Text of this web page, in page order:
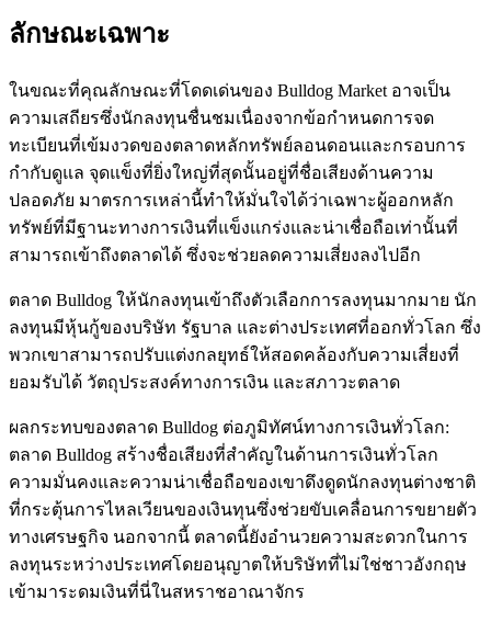
ลักษณะเฉพาะ
ในขณะที่คุณลักษณะที่โดดเด่นของ Bulldog Market อาจเป็น
ความเสถียรซึ่งนักลงทุนชื่นชมเนื่องจากข้อกำหนดการจด
ทะเบียนที่เข้มงวดของตลาดหลักทรัพย์ลอนดอนและกรอบการ
กำกับดูแล จุดแข็งที่ยิ่งใหญ่ที่สุดนั้นอยู่ที่ชื่อเสียงด้านความ
ปลอดภัย มาตรการเหล่านี้ทำให้มั่นใจได้ว่าเฉพาะผู้ออกหลัก
ทรัพย์ที่มีฐานะทางการเงินที่แข็งแกร่งและน่าเชื่อถือเท่านั้นที่
สามารถเข้าถึงตลาดได้ ซึ่งจะช่วยลดความเสี่ยงลงไปอีก
ตลาด Bulldog ให้นักลงทุนเข้าถึงตัวเลือกการลงทุนมากมาย นัก
ลงทุนมีหุ้นกู้ของบริษัท รัฐบาล และต่างประเทศที่ออกทั่วโลก ซึ่ง
พวกเขาสามารถปรับแต่งกลยุทธ์ให้สอดคล้องกับความเสี่ยงที่
ยอมรับได้ วัตถุประสงค์ทางการเงิน และสภาวะตลาด
ผลกระทบของตลาด Bulldog ต่อภูมิทัศน์ทางการเงินทั่วโลก:
ตลาด Bulldog สร้างชื่อเสียงที่สำคัญในด้านการเงินทั่วโลก
ความมั่นคงและความน่าเชื่อถือของเขาดึงดูดนักลงทุนต่างชาติ
ที่กระตุ้นการไหลเวียนของเงินทุนซึ่งช่วยขับเคลื่อนการขยายตัว
ทางเศรษฐกิจ นอกจากนี้ ตลาดนี้ยังอำนวยความสะดวกในการ
ลงทุนระหว่างประเทศโดยอนุญาตให้บริษัทที่ไม่ใช่ชาวอังกฤษ
เข้ามาระดมเงินที่นี่ในสหราชอาณาจักร